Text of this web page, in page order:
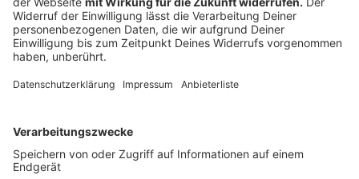
niedriger ausfallen. Gleichzeitig dürften öffentliche
Investitionen etwa in Infrastruktur zusätzliche Impulse
setzen und die Konjunktur stützen.
Anzeige
Arbeitsmarkt stabilisiert sich langsam
Anzeige